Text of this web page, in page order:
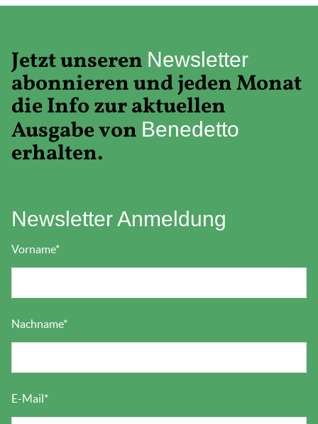
Jetzt unseren Newsletter
abonnieren und jeden Monat
die Info zur aktuellen
Ausgabe von Benedetto
erhalten.
Newsletter Anmeldung
Vorname*
Nachname*
E-Mail*